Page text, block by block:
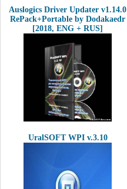
Auslogics Driver Updater v1.14.0
RePack+Portable by Dodakaedr
[2018, ENG + RUS]
UralSOFT WPI v.3.10